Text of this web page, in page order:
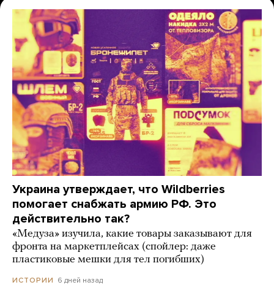
Украина утверждает, что Wildberries
помогает снабжать армию РФ. Это
действительно так?
«Медуза» изучила, какие товары заказывают для
фронта на маркетплейсах (спойлер: даже
пластиковые мешки для тел погибших)
ИСТОРИИ 6 дней назад